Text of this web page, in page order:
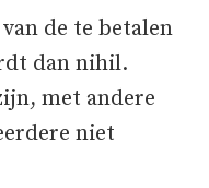
de te betalen
dan nihil.
met andere
niet